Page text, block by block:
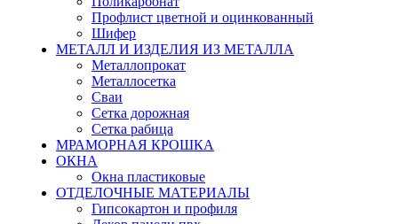
Профлист цветной и оцинкованный
Шифер
МЕТАЛЛ И ИЗДЕЛИЯ ИЗ МЕТАЛЛА
Металлопрокат
Металлосетка
Сваи
Сетка дорожная
Сетка рабица
МРАМОРНАЯ КРОШКА
ОКНА
Окна пластиковые
ОТДЕЛОЧНЫЕ МАТЕРИАЛЫ
Гипсокартон и профиля